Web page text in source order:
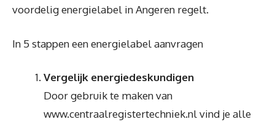
voordelig energielabel in Angeren regelt.
In 5 stappen een energielabel aanvragen
Vergelijk energiedeskundigen
Door gebruik te maken van
www.centraalregistertechniek.nl vind je alle